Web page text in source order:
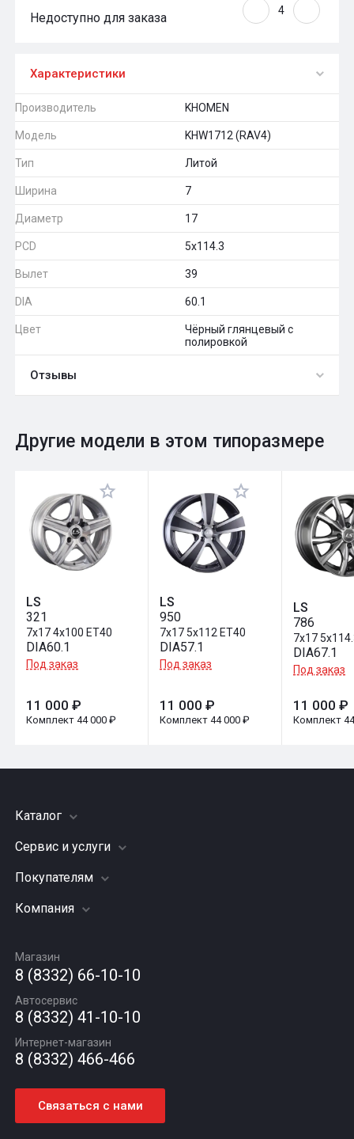
Недоступно для заказа
Характеристики
Производитель KHOMEN
Модель KHW1712 (RAV4)
Тип Литой
Ширина 7
Диаметр 17
PCD 5x114.3
Вылет 39
DIA 60.1
Цвет
Чёрный глянцевый с
полировкой
Отзывы
Оставить отзыв
Общий рейтинг 0
Другие модели в этом типоразмере
LS
321
7x17 4x100 ET40
DIA60.1
Под заказ
11 000 ₽
Комплект 44 000 ₽
LS
950
7x17 5x112 ET40
DIA57.1
Под заказ
11 000 ₽
Комплект 44 000 ₽
LS
786
7x17
DIA67.1
Под заказ
11 000 ₽
Комплект
Каталог
Шины
Грузовые шины
Диски
Автомасла
Сервис и услуги
Заправка кондиционера
Подвеска (ходовая часть)
Шиномонтаж
Покупателям
Акции
Гарантии и возврат
Компания
Вакансии
Новости
Статьи
Контакты
Магазин
8 (8332) 66-10-10
Автосервис
8 (8332) 41-10-10
Интернет-магазин
8 (8332) 466-466
Связаться с нами